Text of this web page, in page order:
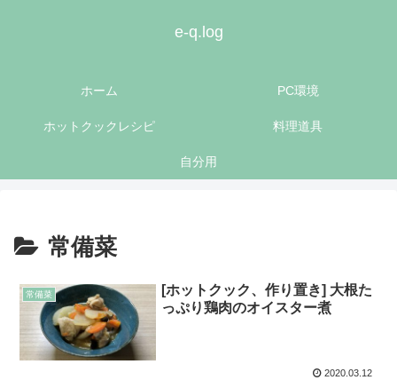
e-q.log
ホーム PC環境
ホットクックレシピ 料理道具
自分用
常備菜
常備菜
[ホットクック、作り置き] 大根た
っぷり鶏肉のオイスター煮
2020.03.12